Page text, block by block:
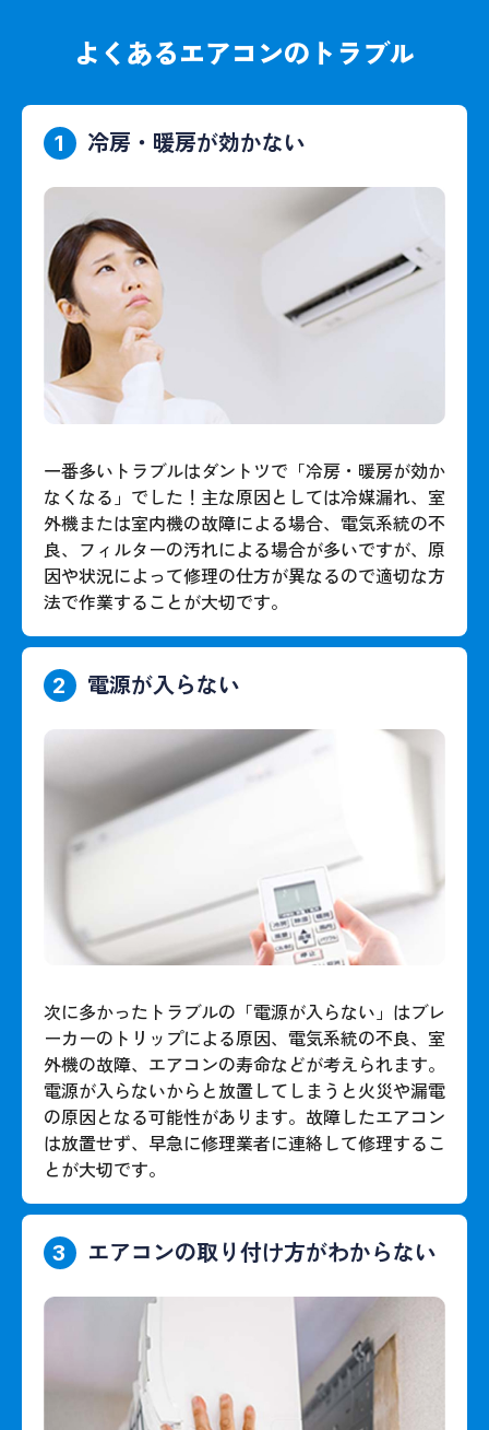
よくあるエアコンのトラブル
1 冷房・暖房が効かない
一番多いトラブルはダントツで「冷房・暖房が効か
なくなる」でした！主な原因としては冷媒漏れ、室
外機または室内機の故障による場合、電気系統の不
良、フィルターの汚れによる場合が多いですが、原
因や状況によって修理の仕方が異なるので適切な方
法で作業することが大切です。
2 電源が入らない
次に多かったトラブルの「電源が入らない」はブレ
ーカーのトリップによる原因、電気系統の不良、室
外機の故障、エアコンの寿命などが考えられます。
電源が入らないからと放置してしまうと火災や漏電
の原因となる可能性があります。故障したエアコン
は放置せず、早急に修理業者に連絡して修理するこ
とが大切です。
3 エアコンの取り付け方がわからない